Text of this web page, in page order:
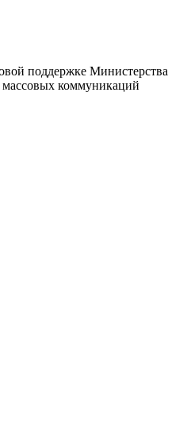
поддержке Министерства
массовых коммуникаций